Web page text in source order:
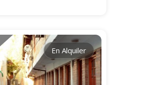
En Alquiler